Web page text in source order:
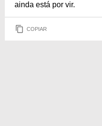
ainda está por vir.
COPIAR